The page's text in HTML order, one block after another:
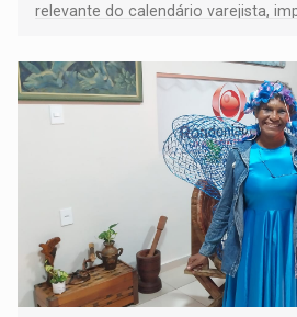
relevante do calendário varejista,
média do trabalhador